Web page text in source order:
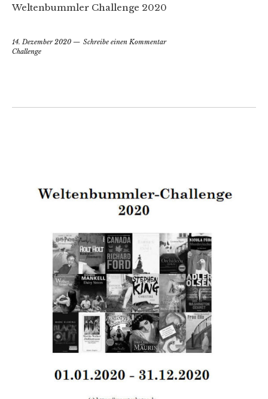
Weltenbummler Challenge 2020
14. Dezember 2020
Schreibe einen Kommentar
Challenge